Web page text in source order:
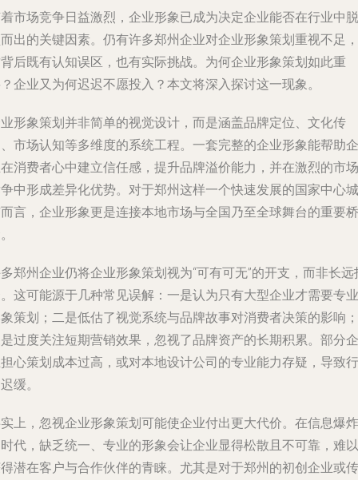
市场竞争日益激烈，企业形象已成为决定企业能否在行业中脱
出的关键因素。仍有许多郑州企业对企业形象策划重视不足，
后既有认知误区，也有实际挑战。为何企业形象策划如此重
企业又为何迟迟不愿投入？本文将深入探讨这一现象。
形象策划并非简单的视觉设计，而是涵盖品牌定位、文化传
市场认知等多维度的系统工程。一套完整的企业形象能帮助企
消费者心中建立信任感，提升品牌溢价能力，并在激烈的市场
中形成差异化优势。对于郑州这样一个快速发展的国家中心城
言，企业形象更是连接本地市场与全国乃至全球舞台的重要桥
郑州企业仍将企业形象策划视为“可有可无”的开支，而非长远
这可能源于几种常见误解：一是认为只有大型企业才需要专业
策划；二是低估了视觉系统与品牌故事对消费者决策的影响；
过度关注短期营销效果，忽视了品牌资产的长期积累。部分企
心策划成本过高，或对本地设计公司的专业能力存疑，导致行
缓。
上，忽视企业形象策划可能使企业付出更大代价。在信息爆炸
代，缺乏统一、专业的形象会让企业显得松散且不可靠，难以
潜在客户与合作伙伴的青睐。尤其是对于郑州的初创企业或传